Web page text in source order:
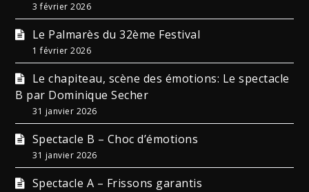
3 février 2026
Le Palmarès du 32ème Festival
1 février 2026
Le chapiteau, scène des émotions: Le spectacle
B par Dominique Secher
31 janvier 2026
Spectacle B – Choc d’émotions
31 janvier 2026
Spectacle A – Frissons garantis